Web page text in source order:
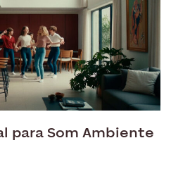
para Som Ambiente